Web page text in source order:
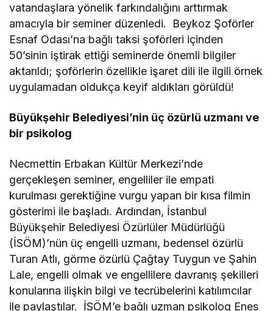
vatandaşlara yönelik farkındalığını arttırmak
amacıyla bir seminer düzenledi. Beykoz Şoförler
Esnaf Odası’na bağlı taksi şoförleri içinden
50’sinin iştirak ettiği seminerde önemli bilgiler
aktarıldı; şoförlerin özellikle işaret dili ile ilgili örnek
uygulamadan oldukça keyif aldıkları görüldü!
Büyükşehir Belediyesi’nin üç özürlü uzmanı ve
bir psikolog
Necmettin Erbakan Kültür Merkezi’nde
gerçekleşen seminer, engelliler ile empati
kurulması gerektiğine vurgu yapan bir kısa filmin
gösterimi ile başladı. Ardından, İstanbul
Büyükşehir Belediyesi Özürlüler Müdürlüğü
(İSÖM)’nün üç engelli uzmanı, bedensel özürlü
Turan Atlı, görme özürlü Çağtay Tuygun ve Şahin
Lale, engelli olmak ve engellilere davranış şekilleri
konularına ilişkin bilgi ve tecrübelerini katılımcılar
ile paylaştılar. İSÖM’e bağlı uzman psikolog Enes